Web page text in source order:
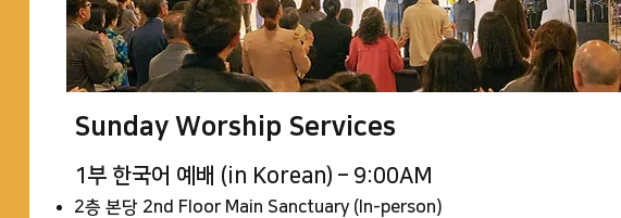
Sunday Worship Services
1부 한국어 예배 (in Korean) – 9:00AM
2층 본당 2nd Floor Main Sanctuary (In-person)